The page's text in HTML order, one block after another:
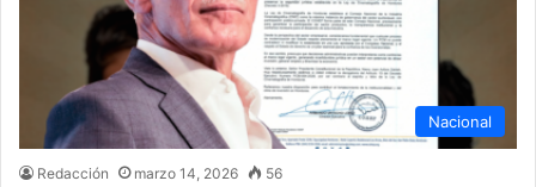
Nacional
Redacción marzo 14, 2026 56